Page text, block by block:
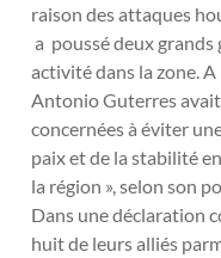
raison des attaques
a poussé deux
activité dans la zone.
Antonio Guterres
concernées à éviter
paix et de la stabilité
la région », selon son
Dans une déclaration
huit de leurs alliés